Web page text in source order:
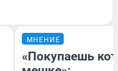
МНЕНИЕ
«Покупаешь